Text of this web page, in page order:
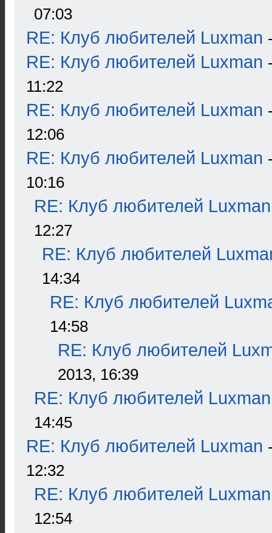
07:03
RE: Клуб любителей Luxman
RE: Клуб любителей Luxman
11:22
RE: Клуб любителей Luxman
12:06
RE: Клуб любителей Luxman
10:16
RE: Клуб любителей Luxman
12:27
RE: Клуб любителей
14:34
RE: Клуб любителей
14:58
RE: Клуб любителей
2013, 16:39
RE: Клуб любителей Luxman
14:45
RE: Клуб любителей Luxman
12:32
RE: Клуб любителей Luxman
12:54